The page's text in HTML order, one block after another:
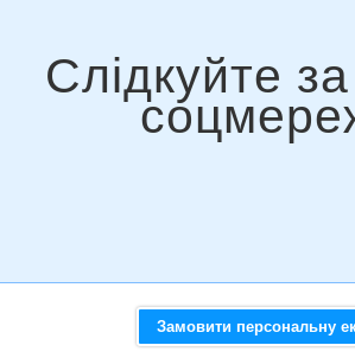
Замовити персональну